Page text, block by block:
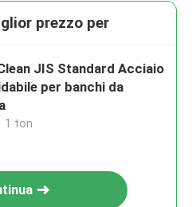
prezzo per
JIS Standard Acciaio
per banchi da
1 ton